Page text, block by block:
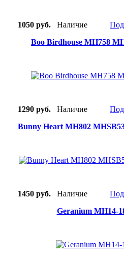
1050 руб. Наличие
Boo Birdhouse MH758
1290 руб. Наличие
Bunny Heart MH802
1450 руб. Наличие
Geranium MH14-